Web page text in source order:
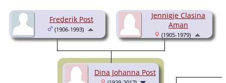
Frederik Post
(1906-1993)
Jennigje Clasina
Aman
(1905-1979)
Dina Johanna Post